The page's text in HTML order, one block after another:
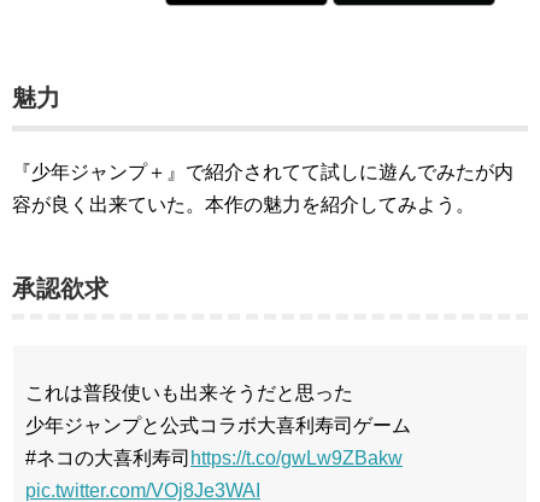
魅力
『少年ジャンプ＋』で紹介されてて試しに遊んでみたが内
容が良く出来ていた。本作の魅力を紹介してみよう。
承認欲求
これは普段使いも出来そうだと思った
少年ジャンプと公式コラボ大喜利寿司ゲーム
#ネコの大喜利寿司 https://t.co/gwLw9ZBakw
pic.twitter.com/VOj8Je3WAI